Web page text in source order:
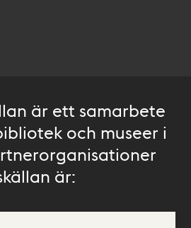
är ett samarbete
och museer i
är: